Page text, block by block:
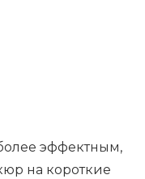
эффектным,
на короткие